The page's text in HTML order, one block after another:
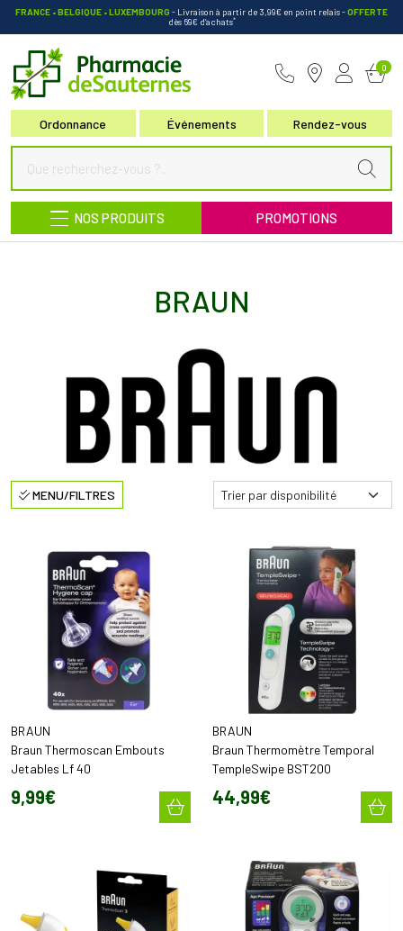
FRANCE • BELGIQUE • LUXEMBOURG - Livraison à partir de 3,99€ en point relais-OFFERTE
dès 69€ d’achats*
Ordonnance Événements Rendez-vous
0
NOS PRODUITS PROMOTIONS
BRAUN
MENU/FILTRES
BRAUN
Braun Thermoscan Embouts
Jetables Lf 40
9,99€
BRAUN
Braun Thermomètre Temporal
TempleSwipe BST200
44,99€